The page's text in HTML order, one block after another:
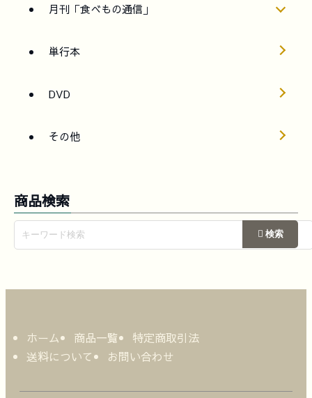
月刊「食べもの通信」
単行本
DVD
その他
商品検索
ホーム 商品一覧
特定商取引法
送料について
お問い合わせ